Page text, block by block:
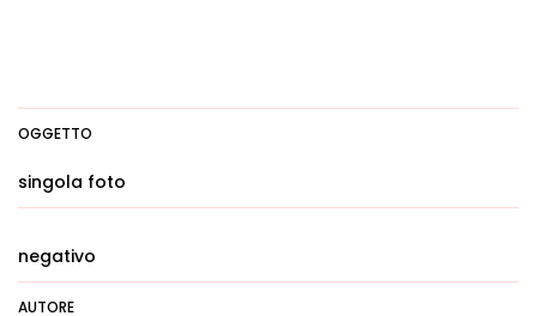
OGGETTO
singola foto
negativo
AUTORE